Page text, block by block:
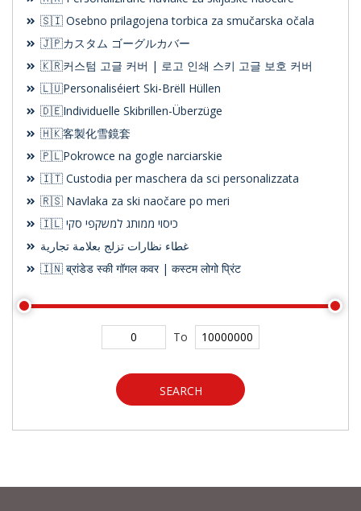
🇸🇮 Osebno prilagojena torbica za smučarska očala
🇯🇵カスタム ゴーグルカバー
🇰🇷커스텀 고글 커버 | 로고 인쇄 스키 고글 보호 커버
🇱🇺Personaliséiert Ski-Brëll Hüllen
🇩🇪Individuelle Skibrillen-Überzüge
🇭🇰客製化雪鏡套
🇵🇱Pokrowce na gogle narciarskie
🇮🇹 Custodia per maschera da sci personalizzata
🇷🇸 Navlaka za ski naočare po meri
🇮🇱 כיסוי ממותג למשקפי סקי
غطاء نظارات تزلج بعلامة تجارية
🇮🇳 ब्रांडेड स्की गॉगल कवर | कस्टम लोगो प्रिंट
To
SEARCH